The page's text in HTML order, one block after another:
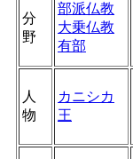
分
野
部派仏教
大乗仏教
有部
人
物
カニシカ
王